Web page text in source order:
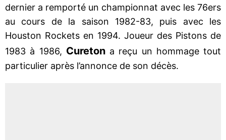
dernier a remporté un championnat avec les 76ers
au cours de la saison 1982-83, puis avec les
Houston Rockets en 1994. Joueur des Pistons de
1983 à 1986, Curetona reçu un hommage tout
particulier après l’annonce de son décès.